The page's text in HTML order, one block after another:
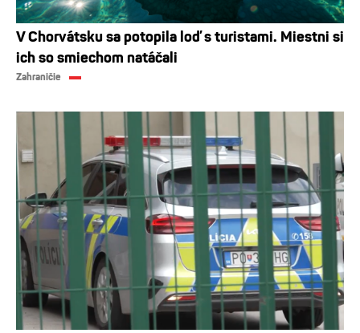
V Chorvátsku sa potopila loď s turistami. Miestni si
ich so smiechom natáčali
Zahraničie